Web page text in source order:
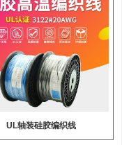
UL轴装硅胶编织线